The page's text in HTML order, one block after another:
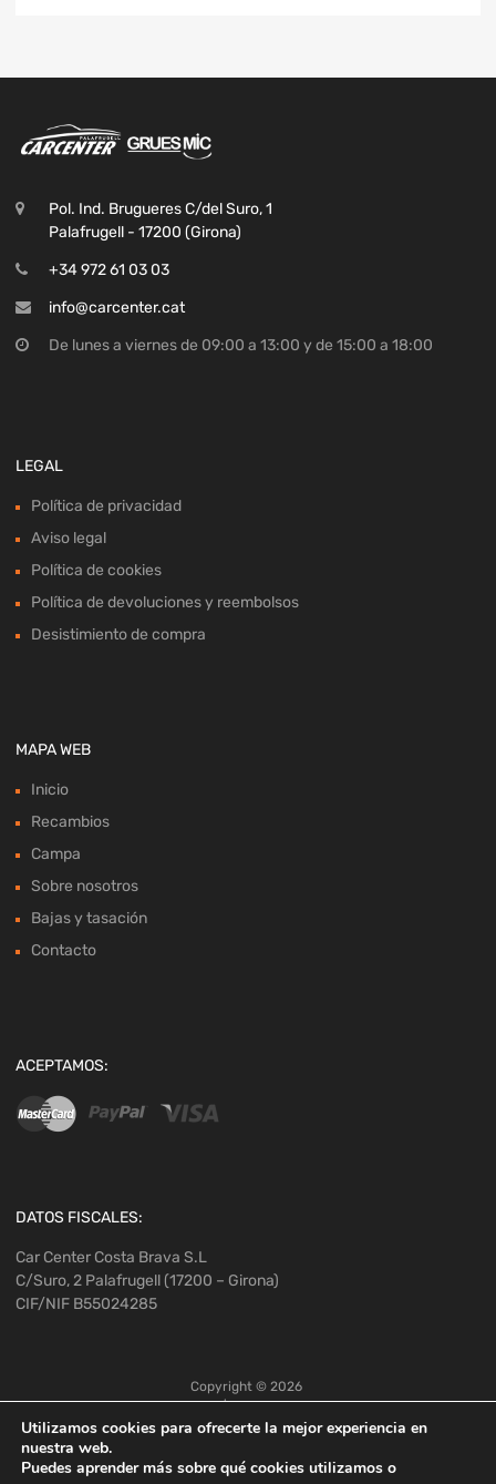
Pol. Ind. Brugueres C/del Suro, 1
Palafrugell - 17200 (Girona)
+34 972 61 03 03
info@carcenter.cat
De lunes a viernes de 09:00 a 13:00 y de 15:00 a 18:00
LEGAL
Política de privacidad
Aviso legal
Política de cookies
Política de devoluciones y reembolsos
Desistimiento de compra
MAPA WEB
Inicio
Recambios
Campa
Sobre nosotros
Bajas y tasación
Contacto
ACEPTAMOS:
DATOS FISCALES:
Car Center Costa Brava S.L
C/Suro, 2 Palafrugell (17200 – Girona)
CIF/NIF B55024285
Copyright © 2026
Utilizamos cookies para ofrecerte la mejor experiencia en
nuestra web.
Puedes aprender más sobre qué cookies utilizamos o